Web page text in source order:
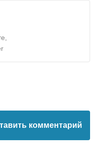
комментарий